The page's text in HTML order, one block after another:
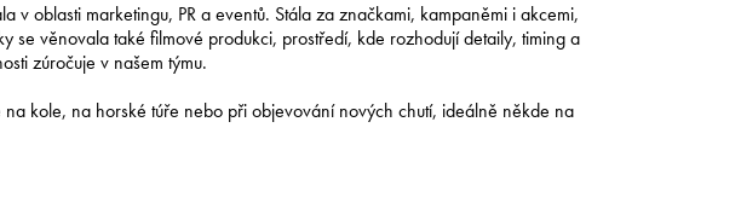
v oblasti marketingu, PR a eventů. Stála za značkami, kampaněmi i akcemi,
se věnovala také filmové produkci, prostředí, kde rozhodují detaily, timing a
zúročuje v našem týmu.
kole, na horské túře nebo při objevování nových chutí, ideálně někde na